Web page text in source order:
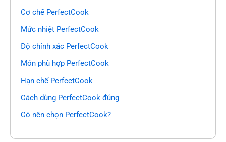
Cơ chế PerfectCook
Mức nhiệt PerfectCook
Độ chính xác PerfectCook
Món phù hợp PerfectCook
Hạn chế PerfectCook
Cách dùng PerfectCook đúng
Có nên chọn PerfectCook?